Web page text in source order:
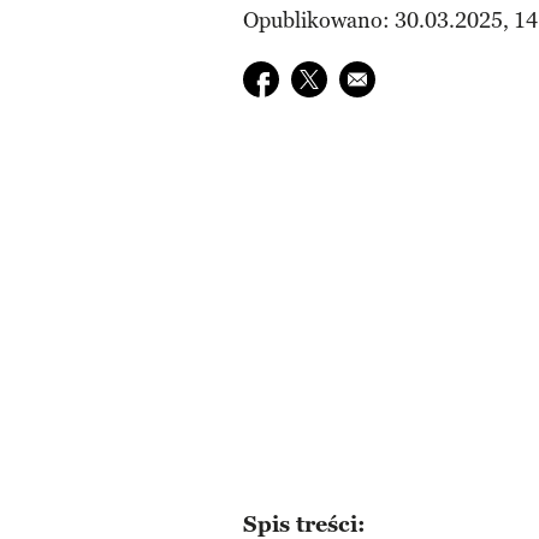
Opublikowano: 30.03.2025,
Udostępnij na facebook
Udostępnij na twitter
E-mail do przyjaciela
Spis treści: